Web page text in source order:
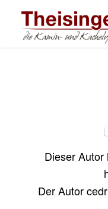
Dieser
Der Autor